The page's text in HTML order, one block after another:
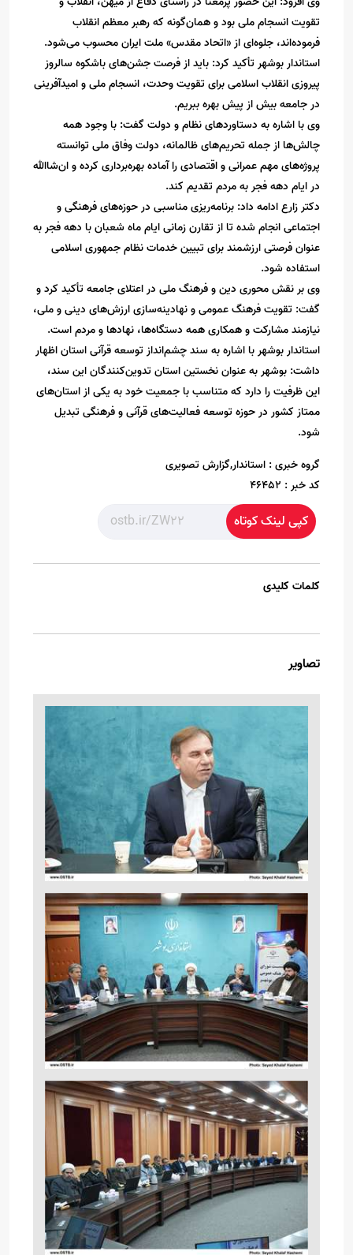
تقویت انسجام ملی بود و همان‌گونه که رهبر معظم انقلاب
فرموده‌اند، جلوه‌ای از «اتحاد مقدس» ملت ایران محسوب می‌شود.
استاندار بوشهر تأکید کرد: باید از فرصت جشن‌های باشکوه سالروز
پیروزی انقلاب اسلامی برای تقویت وحدت، انسجام ملی و امیدآفرینی
در جامعه بیش از پیش بهره ببریم.
وی با اشاره به دستاوردهای نظام و دولت گفت: با وجود همه
چالش‌ها از جمله تحریم‌های ظالمانه، دولت وفاق ملی توانسته
پروژه‌های مهم عمرانی و اقتصادی را آماده بهره‌برداری کرده و ان‌شاالله
در ایام دهه فجر به مردم تقدیم کند.
دکتر زارع ادامه داد: برنامه‌ریزی مناسبی در حوزه‌های فرهنگی و
اجتماعی انجام شده تا از تقارن زمانی ایام ماه شعبان با دهه فجر به
عنوان فرصتی ارزشمند برای تبیین خدمات نظام جمهوری اسلامی
استفاده شود.
وی بر نقش محوری دین و فرهنگ ملی در اعتلای جامعه تأکید کرد و
گفت: تقویت فرهنگ عمومی و نهادینه‌سازی ارزش‌های دینی و ملی،
نیازمند مشارکت و همکاری همه دستگاه‌ها، نهادها و مردم است.
استاندار بوشهر با اشاره به سند چشم‌انداز توسعه قرآنی استان اظهار
داشت: بوشهر به عنوان نخستین استان تدوین‌کنندگان این سند،
این ظرفیت را دارد که متناسب با جمعیت خود به یکی از استان‌های
ممتاز کشور در حوزه توسعه فعالیت‌های قرآنی و فرهنگی تبدیل
شود.
گروه خبری : استاندار,گزارش تصویری
کد خبر : 46452
کپی لینک کوتاه
کلمات کلیدی
تصاویر